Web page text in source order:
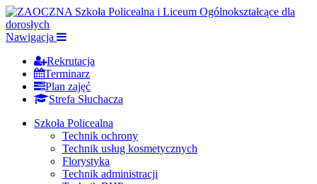
Nawigacja
Rekrutacja
Terminarz
Plan zajęć
Strefa Słuchacza
Szkoła Policealna
Technik ochrony
Technik usług kosmetycznych
Florystyka
Technik administracji